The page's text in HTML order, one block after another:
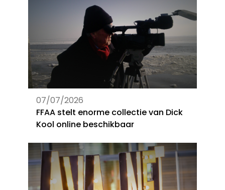
07/07/2026
FFAA stelt enorme collectie van Dick
Kool online beschikbaar